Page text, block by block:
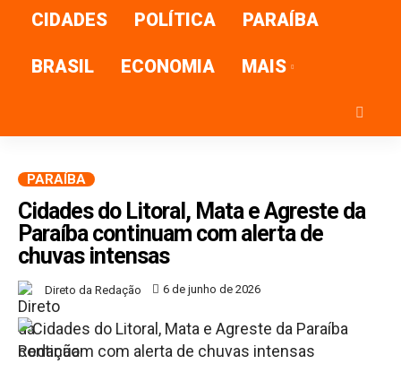
CIDADES POLÍTICA PARAÍBA
BRASIL ECONOMIA MAIS
PARAÍBA
Cidades do Litoral, Mata e Agreste da
Paraíba continuam com alerta de
chuvas intensas
Direto da Redação 6 de junho de 2026